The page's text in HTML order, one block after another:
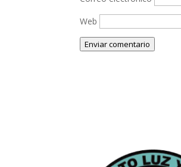
Web
Enviar comentario